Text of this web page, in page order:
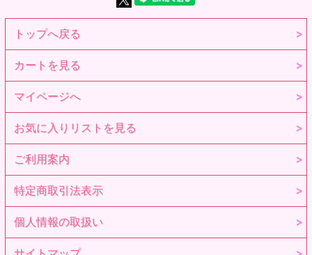
トップへ戻る
カートを見る
マイページへ
お気に入りリストを見る
ご利用案内
特定商取引法表示
個人情報の取扱い